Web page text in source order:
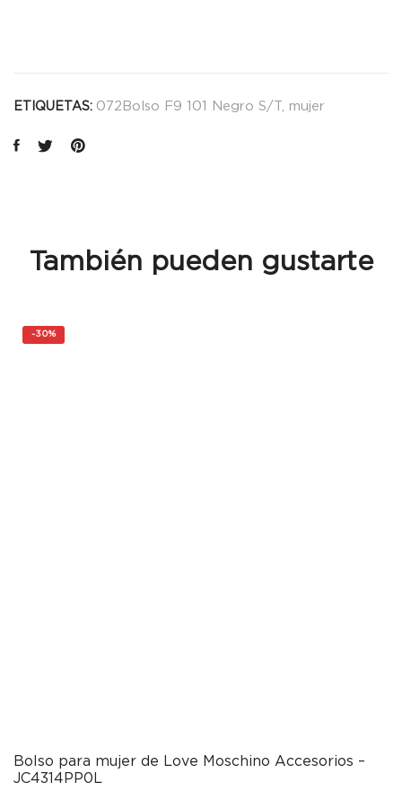
ETIQUETAS: 072Bolso F9 101 Negro S/T mujer
También pueden gustarte
-30%
Bolso para mujer de Love Moschino Accesorios –
JC4314PP0L